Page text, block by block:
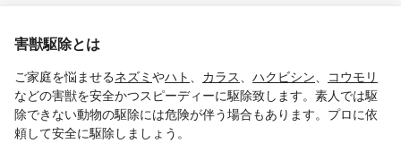
害獣駆除とは
ご家庭を悩ませるネズミ やハト 、 カラス、 ハクビシン、 コウモリ
などの害獣を安全かつスピーディーに駆除致します。素人では駆
除できない動物の駆除には危険が伴う場合もあります。プロに依
頼して安全に駆除しましょう。